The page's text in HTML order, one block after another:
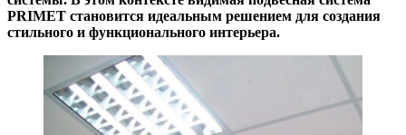
PRIMET становится идеальным решением для создания
стильного и функционального интерьера.